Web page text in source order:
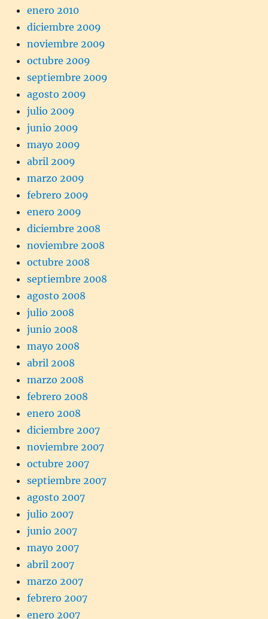
enero 2010
diciembre 2009
noviembre 2009
octubre 2009
septiembre 2009
agosto 2009
julio 2009
junio 2009
mayo 2009
abril 2009
marzo 2009
febrero 2009
enero 2009
diciembre 2008
noviembre 2008
octubre 2008
septiembre 2008
agosto 2008
julio 2008
junio 2008
mayo 2008
abril 2008
marzo 2008
febrero 2008
enero 2008
diciembre 2007
noviembre 2007
octubre 2007
septiembre 2007
agosto 2007
julio 2007
junio 2007
mayo 2007
abril 2007
marzo 2007
febrero 2007
enero 2007